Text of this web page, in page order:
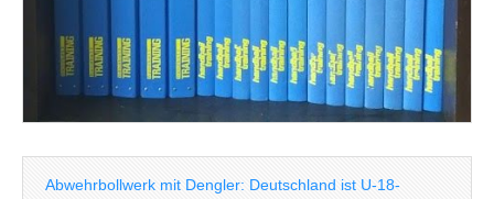
Abwehrbollwerk mit Dengler: Deutschland ist U-18-